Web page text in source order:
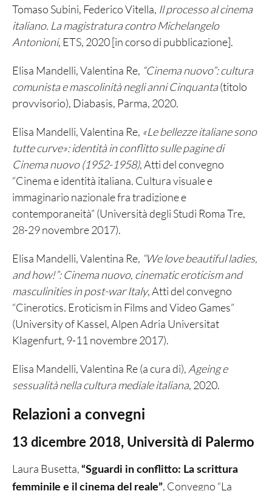
Tomaso Subini, Federico Vitella, Il processo al cinema
italiano. La magistratura contro Michelangelo
Antonioni, ETS, 2020 [in corso di pubblicazione].
Elisa Mandelli, Valentina Re, “Cinema nuovo”: cultura
comunista e mascolinità negli anni Cinquanta(titolo
provvisorio), Diabasis, Parma, 2020.
Elisa Mandelli, Valentina Re, «Le bellezze italiane sono
tutte curve»: identità in conflitto sulle pagine di
Cinema nuovo (1952-1958), Atti del convegno
“Cinema e identità italiana. Cultura visuale e
immaginario nazionale fra tradizione e
contemporaneità” (Università degli Studi Roma Tre,
28-29 novembre 2017).
Elisa Mandelli, Valentina Re, “We love beautiful ladies,
and how!”: Cinema nuovo, cinematic eroticism and
masculinities in post-war Italy, Atti del convegno
“Cinerotics. Eroticism in Films and Video Games”
(University of Kassel, Alpen Adria Universitat
Klagenfurt, 9-11 novembre 2017).
Elisa Mandelli, Valentina Re (a cura di), Ageing e
sessualità nella cultura mediale italiana, 2020.
Relazioni a convegni
13 dicembre 2018, Università di Palermo
Laura Busetta, “Sguardi in conflitto: La scrittura
femminile e il cinema del reale”, Convegno “La